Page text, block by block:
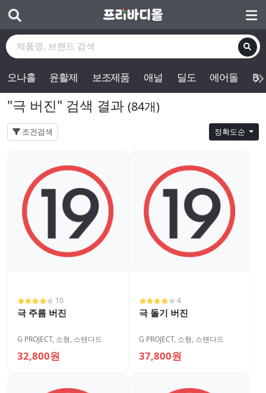
오나홀 윤활제 보조제품 애널 딜도 에어돌
"극 버진" 검색 결과 (84개)
조건검색 정확도순
10
극 주름 버진
G PROJECT, 소형, 스탠다드
32,800원
4
극 돌기 버진
G PROJECT, 소형, 스탠다드
37,800원